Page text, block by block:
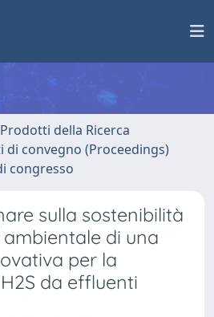
della Ricerca
convegno (Proceedings)
congresso
sulla sostenibilità
di una
per la
da effluenti